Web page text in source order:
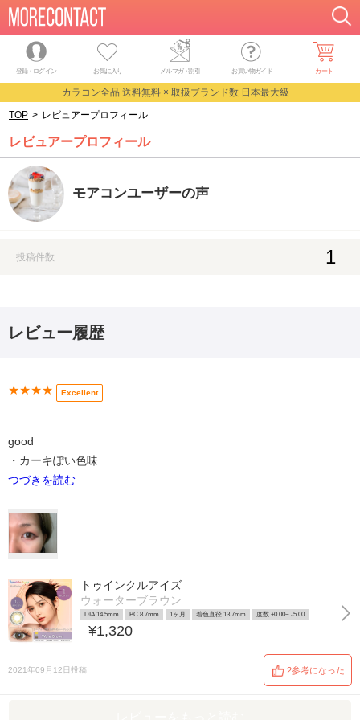
登録・ログイン お気に入り メルマガ・割引 お買い物ガイド カート
カラコン全品 送料無料 × 取扱ブランド数 日本最大級
TOP > レビュアープロフィール
レビュアープロフィール
モアコンユーザーの声
投稿件数 1
レビュー履歴
★★★★ Excellent
good
・カーキぽい色味
つづきを読む
トゥインクルアイズ
ウォーターブラウン
DIA 14.5mm BC 8.7mm 1ヶ月 着色直径 13.7mm 度数 ±0.00~ -5.00
¥1,320
2021年09月12日投稿 2参考になった